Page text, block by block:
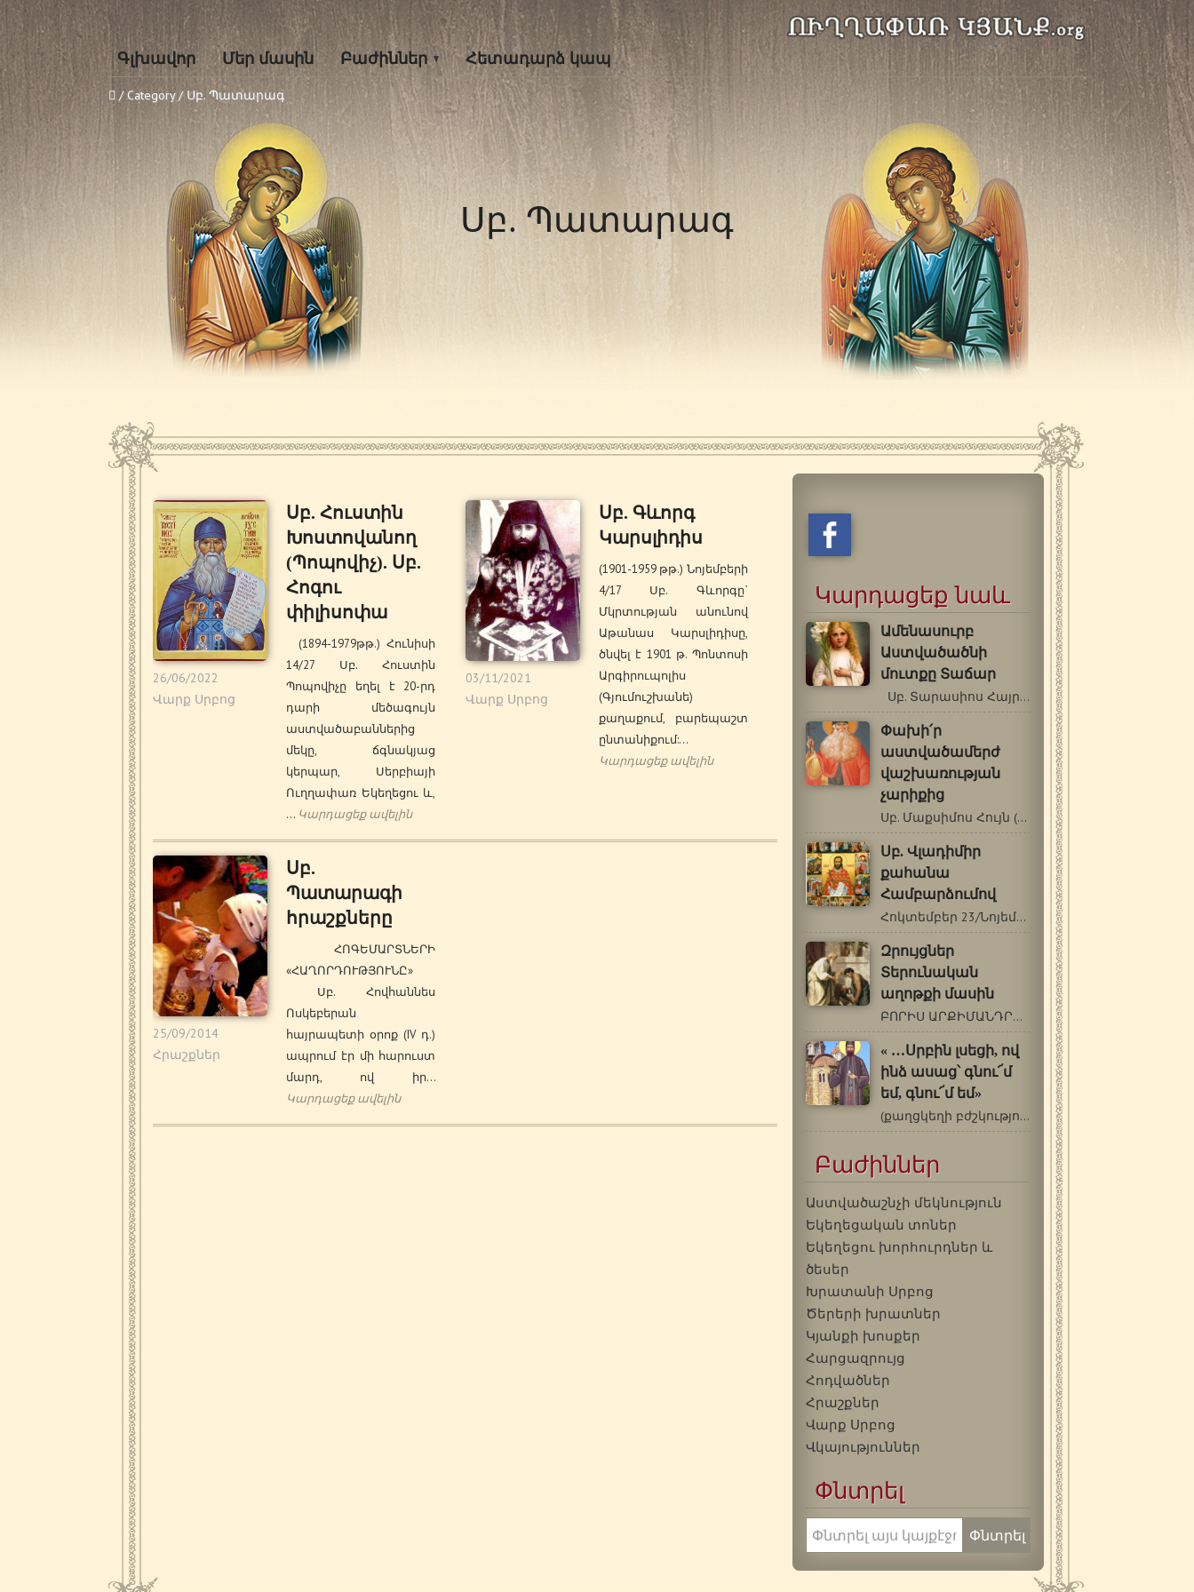
Գլխավոր Մեր մասին Բաժիններ Հետադարձ կապ
/ Category / Սբ. Պատարագ
Սբ. Պատարագ
26/06/2022
Վարք Սրբոց
Սբ. Հուստին
Խոստովանող
(Պոպովիչ). Սբ.
Հոգու
փիլիսոփա
(1894-1979թթ.) Հունիսի
14/27 Սբ. Հուստին
Պոպովիչը եղել է 20-րդ
դարի մեծագույն
աստվածաբաններից
մեկը, ճգնակյաց
կերպար, Սերբիայի
Ուղղափառ Եկեղեցու և,
… Կարդացեք ավելին
03/11/2021
Վարք Սրբոց
Սբ. Գևորգ
Կարսլիդիս
(1901-1959 թթ.) Նոյեմբերի
4/17 Սբ. Գևորգը`
Մկրտության անունով
Աթանաս Կարսլիդիսը,
ծնվել է 1901 թ. Պոնտոսի
Արգիրուպոլիս
(Գյումուշխանե)
քաղաքում, բարեպաշտ
ընտանիքում:…
Կարդացեք ավելին
25/09/2014
Հրաշքներ
Սբ.
Պատարագի
հրաշքները
ՀՈԳԵՄԱՐՏՆԵՐԻ
«ՀԱՂՈՐԴՈՒԹՅՈՒՆԸ»
Սբ. Հովհաննես
Ոսկեբերան
հայրապետի օրոք (IV դ.)
ապրում էր մի հարուստ
մարդ, ով իր…
Կարդացեք ավելին
Կարդացեք նաև
Ամենասուրբ
Աստվածածնի
մուտքը Տաճար
Սբ. Տարասիոս Հայրապետ Կոստանդնուպոլսի…
Փախի՛ր
աստվածամերժ
վաշխառության
չարիքից
Սբ. Մաքսիմոս Հույն (†1556) Հիշատակը՝…
Սբ. Վլադիմիր
քահանա
Համբարձումով
Հոկտեմբեր 23/Նոյեմբեր 5 Քրիստոսի…
Զրույցներ
Տերունական
աղոթքի մասին
ԲՈՐԻՍ ԱՐՔԻՄԱՆԴՐԻՏ ԽՈԼՉԵՎ (1895-1971 թթ.)…
« …Սրբին լսեցի, ով
ինձ ասաց՝ գնու՜մ
եմ, գնու՜մ եմ»
(քաղցկեղի բժշկություն սբ. Եփրեմի…
Բաժիններ
Աստվածաշնչի մեկնություն
Եկեղեցական տոներ
Եկեղեցու խորհուրդներ և
ծեսեր
Խրատանի Սրբոց
Ծերերի խրատներ
Կյանքի խոսքեր
Հարցազրույց
Հոդվածներ
Հրաշքներ
Վարք Սրբոց
Վկայություններ
Փնտրել